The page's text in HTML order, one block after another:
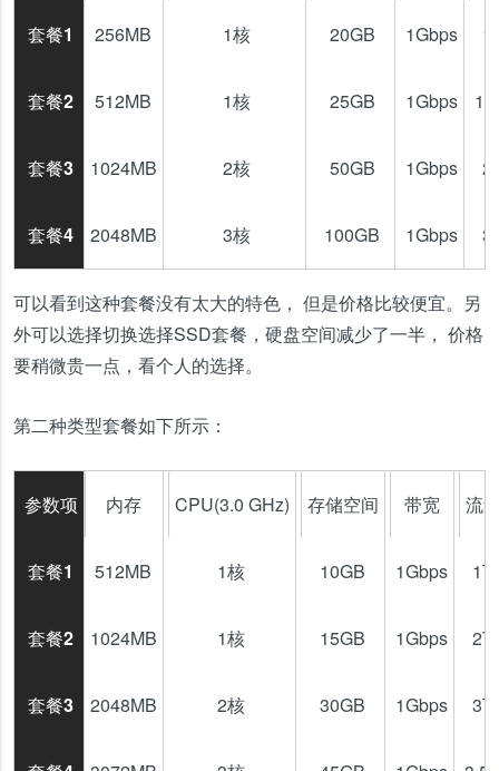
套餐1
套餐2
套餐3
套餐4
256MB
512MB
1024MB
2048MB
1核
1核
2核
3核
20GB
25GB
50GB
100GB
1Gbps
1Gbps
1Gbps
1Gbps
可以看到这种套餐没有太大的特色， 但是价格比较便宜。另
外可以选择切换选择SSD套餐，硬盘空间减少了一半， 价格
要稍微贵一点，看个人的选择。
第二种类型套餐如下所示：
参数项
套餐1
套餐2
套餐3
内存
512MB
1024MB
2048MB
CPU(3.0 GHz)
1核
1核
2核
存储空间
10GB
15GB
30GB
带宽
1Gbps
1Gbps
1Gbps
流
1T
2T
3T